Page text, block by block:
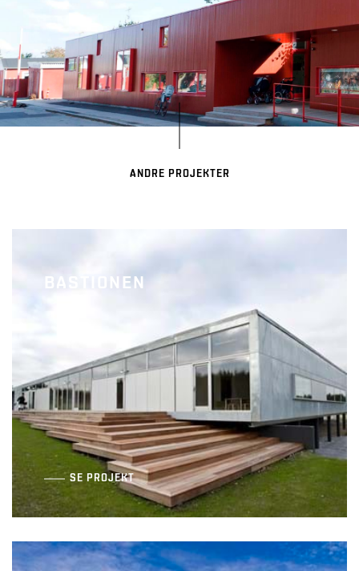
ANDRE PROJEKTER
BASTIONEN
SE PROJEKT